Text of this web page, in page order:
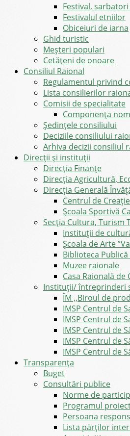
Festival,
Festivalul etniilor
Obiceiuri de iarna
Ghid turistic
Meşteri populari
Cetățeni de onoare
Consiliul Raional
Regulamentul privind
Lista consilierilor
Comisii de specialitate
Componența
Şedinţele consiliului
Deciziile consiliului
Arhiva decizii consiliul
Direcții și instituții
Direcţia Finanţe
Direcția Agricultură,
Direcția Generală
Centrul de
Școala Sportivă
Secția Cultura, Turism
Instituții de
Școala de Arte
Biblioteca Publică
Muzee raionale
Casa Raională de
Instituții/ întreprinderi
ÎM ,,Biroul de
IMSP Centrul de
IMSP Centrul de
IMSP Centrul de
IMSP Centrul de
IMSP Centrul de
Transparența
Buget
Consultări publice
Norme de
Programul
Persoana
Lista părților